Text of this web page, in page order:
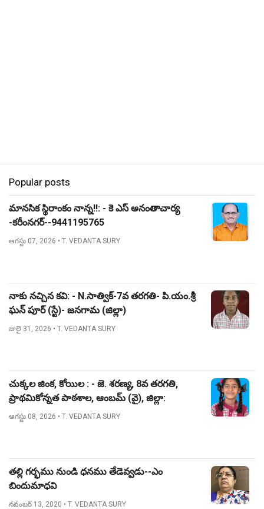
Popular posts
మానసిక స్థిరాంకం నాన్న!!: - కె ఎస్ అనంతాచార్య
-కరీంనగర్--9441195765
ఆగస్టు 07, 2026 • T. VEDANTA SURY
నాకు నచ్చిన కవి: - N.సాత్విక్-7వ తరగతి- పి.యం.శ్రీ
ఘన్ పూర్ (స్టే)- జనగామ (జిల్లా)
జులై 31, 2026 • T. VEDANTA SURY
చుక్కల జింక, కోయిల : - జె. శరణ్య, 8వ తరగతి,
ప్రాథమికోన్నత పాఠశాల, ఆంబమ్ (వై), జిల్లా:
నిజామాబాద్.
ఆగస్టు 08, 2026 • T. VEDANTA SURY
తల్లి గర్భము నుండి ధనము తేడెవ్వడు--ఎం
బిందుమాధవి
నవంబర్ 13, 2020 • T. VEDANTA SURY